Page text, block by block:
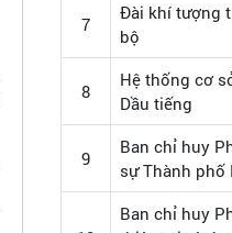
7
Đài khí tượng
bộ
8
Hệ thống cơ
Dầu tiếng
9
Ban chỉ huy
sự Thành phố
Ban chỉ huy